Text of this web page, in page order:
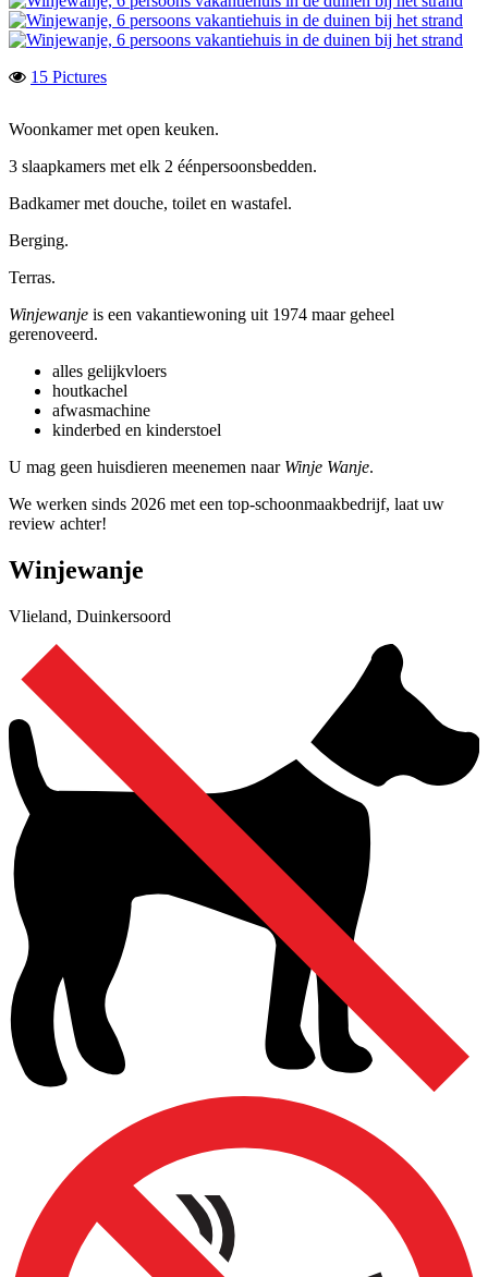
15 Pictures
Woonkamer met open keuken.
3 slaapkamers met elk 2 éénpersoonsbedden.
Badkamer met douche, toilet en wastafel.
Berging.
Terras.
Winjewanje is een vakantiewoning uit 1974 maar geheel
gerenoveerd.
alles gelijkvloers
houtkachel
afwasmachine
kinderbed en kinderstoel
U mag geen huisdieren meenemen naar Winje Wanje.
We werken sinds 2026 met een top-schoonmaakbedrijf, laat uw
review achter!
Winjewanje
Vlieland, Duinkersoord